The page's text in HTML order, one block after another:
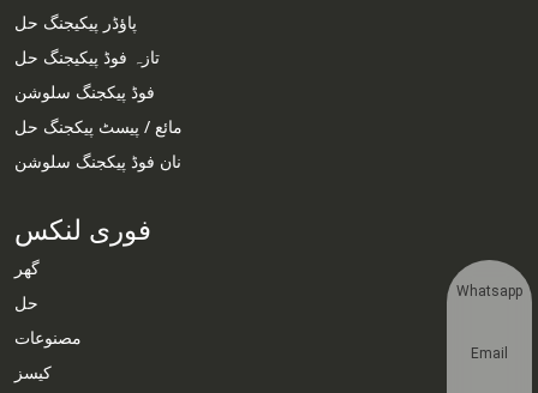
پاؤڈر پیکیجنگ حل
تازہ فوڈ پیکیجنگ حل
فوڈ پیکجنگ سلوشن
مائع / پیسٹ پیکجنگ حل
نان فوڈ پیکجنگ سلوشن
فوری لنکس
گھر
حل
مصنوعات
کیسز
Whatsapp
Email